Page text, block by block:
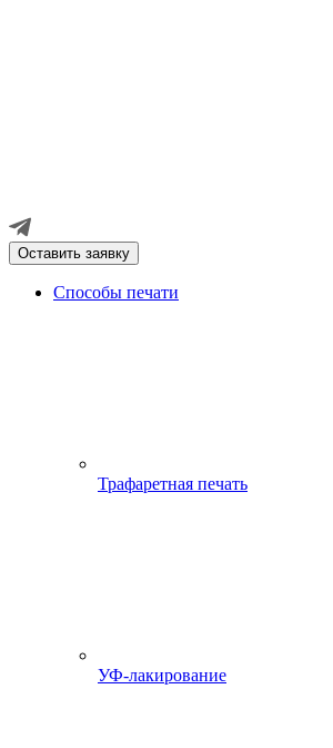
Оставить заявку
Способы печати
Трафаретная печать
УФ-лакирование